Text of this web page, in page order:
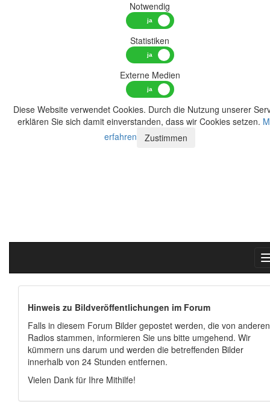
Notwendig
Statistiken
Externe Medien
Diese Website verwendet Cookies. Durch die Nutzung unserer
erklären Sie sich damit einverstanden, dass wir Cookies setzen.
erfahren
Zustimmen
Hinweis zu Bildveröffentlichungen im Forum
Falls in diesem Forum Bilder gepostet werden, die von anderen
Radios stammen, informieren Sie uns bitte umgehend. Wir
kümmern uns darum und werden die betreffenden Bilder
innerhalb von 24 Stunden entfernen.
Vielen Dank für Ihre Mithilfe!